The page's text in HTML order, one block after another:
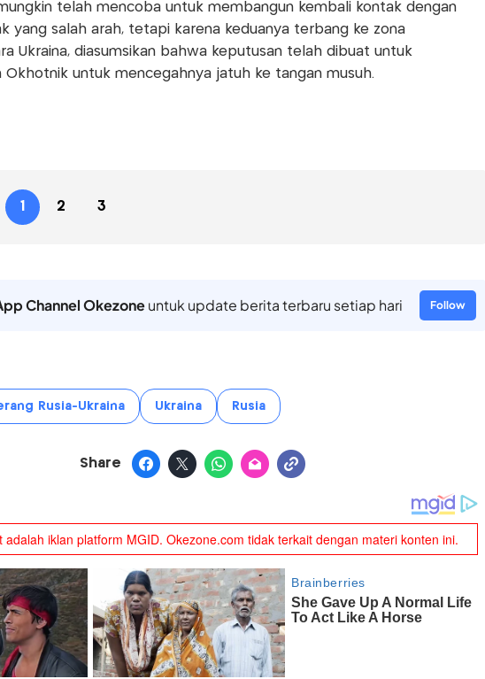
telah mencoba untuk membangun kembali kontak dengan
yang salah arah, tetapi karena keduanya terbang ke zona
Ukraina, diasumsikan bahwa keputusan telah dibuat untuk
Okhotnik untuk mencegahnya jatuh ke tangan musuh.
1 2 3
Channel Okezoneuntuk update berita terbaru setiap hari Follow
Rusia-Ukraina Ukraina Rusia
Share